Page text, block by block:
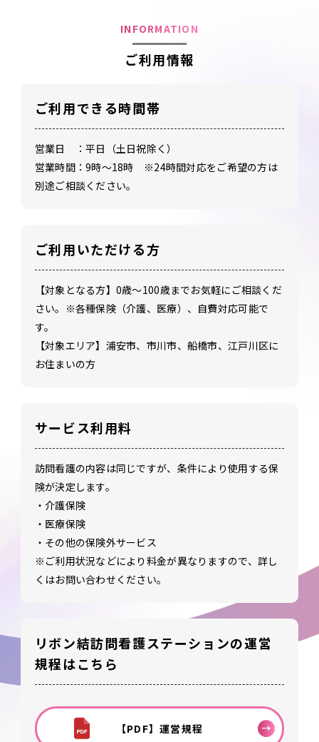
INFORMATION
ご利用情報
ご利用できる時間帯
営業日 ：平日（土日祝除く）
営業時間：9時～18時 ※24時間対応をご希望の方は
別途ご相談ください。
ご利用いただける方
【対象となる方】0歳～100歳までお気軽にご相談くだ
さい。※各種保険（介護、医療）、自費対応可能で
す。
【対象エリア】浦安市、市川市、船橋市、江戸川区に
お住まいの方
サービス利用料
訪問看護の内容は同じですが、条件により使用する保
険が決定します。
・介護保険
・医療保険
・その他の保険外サービス
※ご利用状況などにより料金が異なりますので、詳し
くはお問い合わせください。
リボン結訪問看護ステーションの運営
規程はこちら
【PDF】運営規程